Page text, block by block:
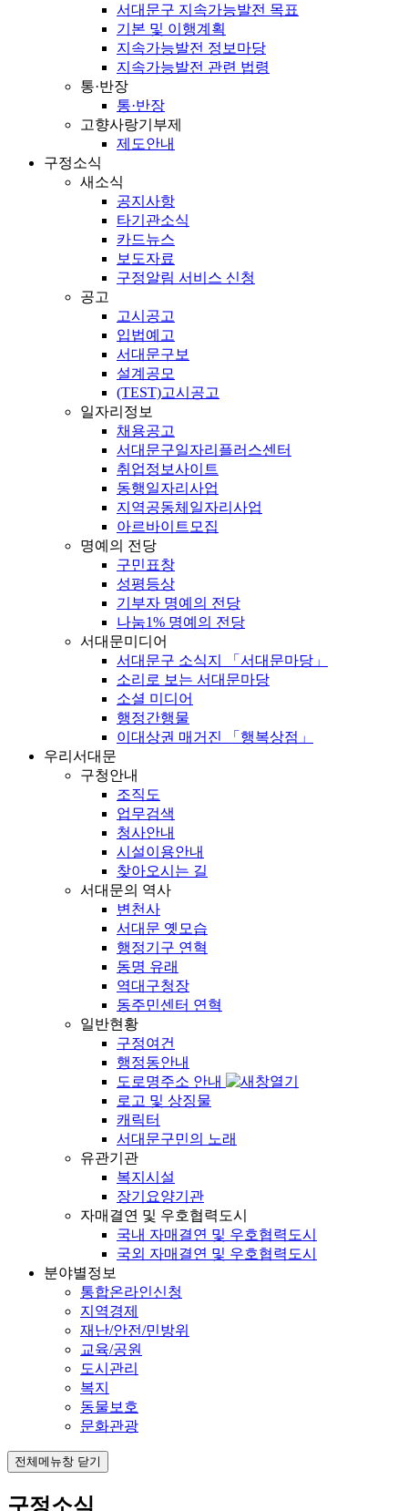
서대문구 지속가능발전 목표
기본 및 이행계획
지속가능발전 정보마당
지속가능발전 관련 법령
통·반장
통·반장
고향사랑기부제
제도안내
구정소식
새소식
공지사항
타기관소식
카드뉴스
보도자료
구정알림 서비스 신청
공고
고시공고
입법예고
서대문구보
설계공모
(TEST)고시공고
일자리정보
채용공고
서대문구일자리플러스센터
취업정보사이트
동행일자리사업
지역공동체일자리사업
아르바이트모집
명예의 전당
구민표창
성평등상
기부자 명예의 전당
나눔1% 명예의 전당
서대문미디어
서대문구 소식지 「서대문마당」
소리로 보는 서대문마당
소셜 미디어
행정간행물
이대상권 매거진 「행복상점」
우리서대문
구청안내
조직도
업무검색
청사안내
시설이용안내
찾아오시는 길
서대문의 역사
변천사
서대문 옛모습
행정기구 연혁
동명 유래
역대구청장
동주민센터 연혁
일반현황
구정여건
행정동안내
도로명주소 안내
로고 및 상징물
캐릭터
서대문구민의 노래
유관기관
복지시설
장기요양기관
자매결연 및 우호협력도시
국내 자매결연 및 우호협력도시
국외 자매결연 및 우호협력도시
분야별정보
통합온라인신청
지역경제
재난/안전/민방위
교육/공원
도시관리
복지
동물보호
문화관광
전체메뉴창 닫기
구정소식